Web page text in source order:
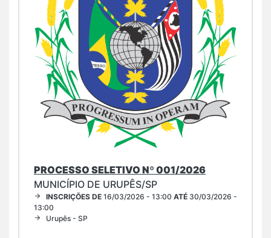
PROCESSO SELETIVO Nº 001/2026
MUNICÍPIO DE URUPÊS/SP
INSCRIÇÕES DE 16/03/2026 - 13:00 ATÉ 30/03/2026 -
13:00
Urupês - SP